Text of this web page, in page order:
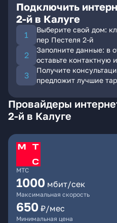
Подключить
2-й в Калуге
Выберите свой дом:
пер Пестеля 2-й
Заполните данные: в
оставьте
Получите
предложит лучшие
Провайдеры
2-й в Калуге
МТС
1000 мбит/сек
Максимальная скорость
650 ₽/мес
Минимальная цена